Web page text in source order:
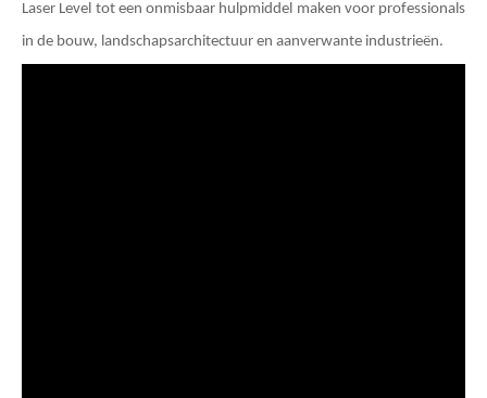
Laser Level tot een onmisbaar hulpmiddel maken voor professionals
in de bouw, landschapsarchitectuur en aanverwante industrieën.